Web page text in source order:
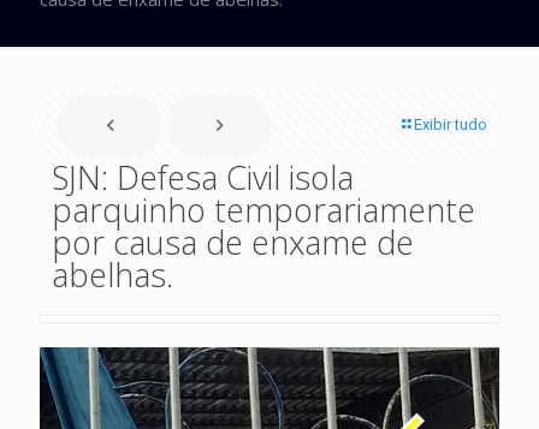
Exibir tudo
SJN: Defesa Civil isola
parquinho temporariamente
por causa de enxame de
abelhas.